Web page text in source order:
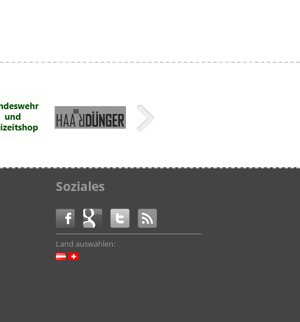
Soziales
Land auswählen: